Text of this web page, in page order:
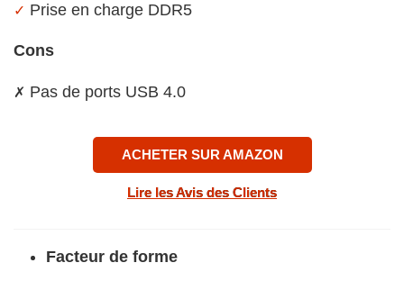
✓ Prise en charge DDR5
Cons
✗ Pas de ports USB 4.0
ACHETER SUR AMAZON
Lire les Avis des Clients
Facteur de forme